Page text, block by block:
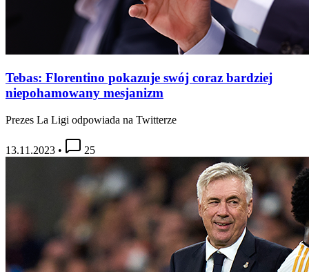
Tebas: Florentino pokazuje swój coraz bardziej
niepohamowany mesjanizm
Prezes La Ligi odpowiada na Twitterze
13.11.2023 • 25